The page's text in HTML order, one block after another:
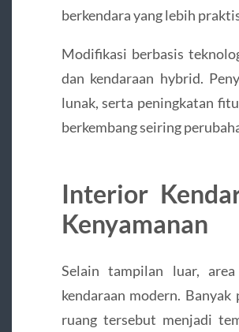
berkendara yang lebih
Modifikasi berbasis
dan kendaraan hybrid.
lunak, serta peningkatan
berkembang seiring
Interior
Kenyamanan
Selain tampilan luar,
kendaraan modern.
ruang tersebut menjadi